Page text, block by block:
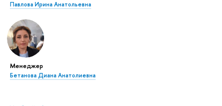
Павлова Ирина Анатольевна
Менеджер
Бетанова Диана Анатолиевна